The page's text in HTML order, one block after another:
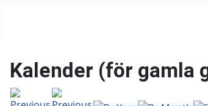
Kalender (för gamla